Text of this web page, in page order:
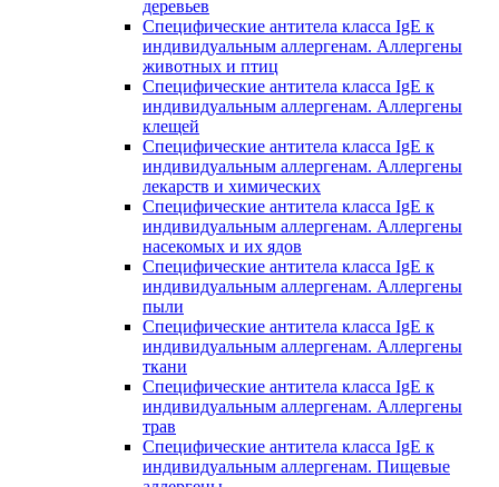
деревьев
Специфические антитела класса IgE к
индивидуальным аллергенам. Аллергены
животных и птиц
Специфические антитела класса IgE к
индивидуальным аллергенам. Аллергены
клещей
Специфические антитела класса IgE к
индивидуальным аллергенам. Аллергены
лекарств и химических
Специфические антитела класса IgE к
индивидуальным аллергенам. Аллергены
насекомых и их ядов
Специфические антитела класса IgE к
индивидуальным аллергенам. Аллергены
пыли
Специфические антитела класса IgE к
индивидуальным аллергенам. Аллергены
ткани
Специфические антитела класса IgE к
индивидуальным аллергенам. Аллергены
трав
Специфические антитела класса IgE к
индивидуальным аллергенам. Пищевые